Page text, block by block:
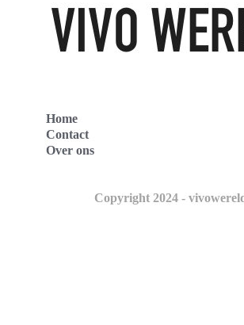
Home
Contact
Over ons
Copyright 2024 -